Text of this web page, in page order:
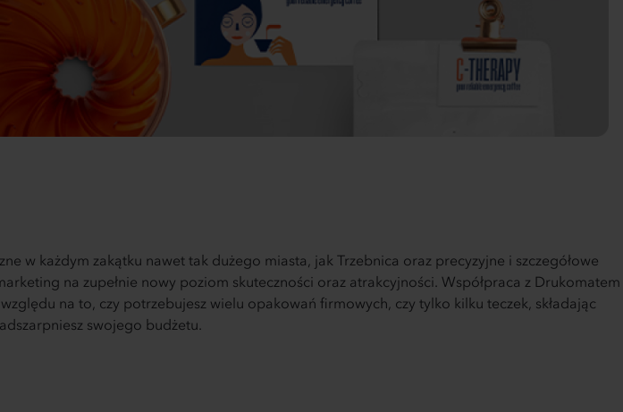
w każdym zakątku nawet tak dużego miasta, jak Trzebnica oraz precyzyjne i szczegółowe
na zupełnie nowy poziom skuteczności oraz atrakcyjności. Współpraca z Drukomatem
na to, czy potrzebujesz wielu opakowań firmowych, czy tylko kilku teczek, składając
swojego budżetu.